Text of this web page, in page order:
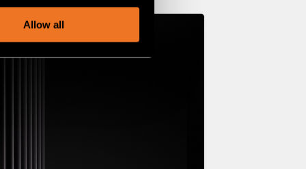
advertising and analytics
Allow all